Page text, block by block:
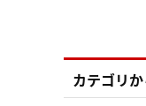
カテゴリ